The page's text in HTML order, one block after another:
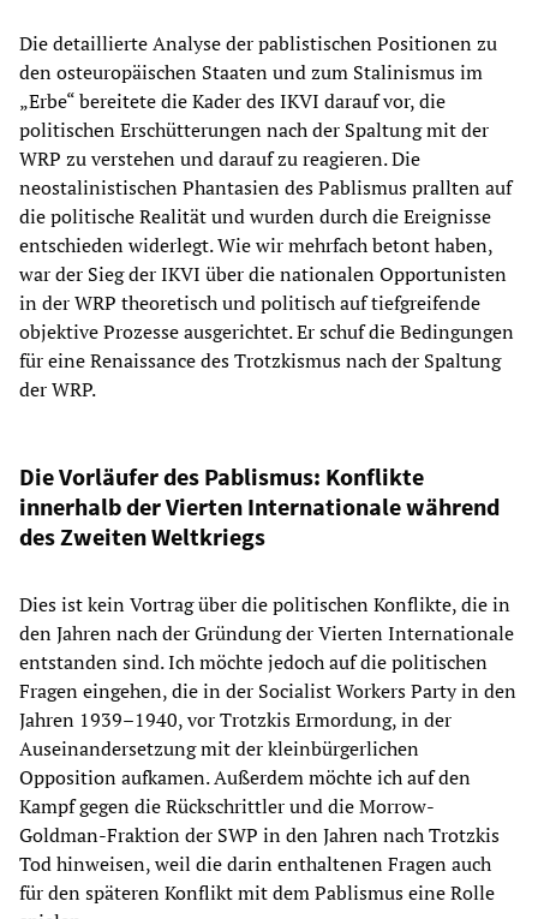
Die detaillierte Analyse der pablistischen Positionen zu
den osteuropäischen Staaten und zum Stalinismus im
„Erbe“ bereitete die Kader des IKVI darauf vor, die
politischen Erschütterungen nach der Spaltung mit der
WRP zu verstehen und darauf zu reagieren. Die
neostalinistischen Phantasien des Pablismus prallten auf
die politische Realität und wurden durch die Ereignisse
entschieden widerlegt. Wie wir mehrfach betont haben,
war der Sieg der IKVI über die nationalen Opportunisten
in der WRP theoretisch und politisch auf tiefgreifende
objektive Prozesse ausgerichtet. Er schuf die Bedingungen
für eine Renaissance des Trotzkismus nach der Spaltung
der WRP.
Die Vorläufer des Pablismus: Konflikte
innerhalb der Vierten Internationale während
des Zweiten Weltkriegs
Dies ist kein Vortrag über die politischen Konflikte, die in
den Jahren nach der Gründung der Vierten Internationale
entstanden sind. Ich möchte jedoch auf die politischen
Fragen eingehen, die in der Socialist Workers Party in den
Jahren 1939–1940, vor Trotzkis Ermordung, in der
Auseinandersetzung mit der kleinbürgerlichen
Opposition aufkamen. Außerdem möchte ich auf den
Kampf gegen die Rückschrittler und die Morrow-
Goldman-Fraktion der SWP in den Jahren nach Trotzkis
Tod hinweisen, weil die darin enthaltenen Fragen auch
für den späteren Konflikt mit dem Pablismus eine Rolle